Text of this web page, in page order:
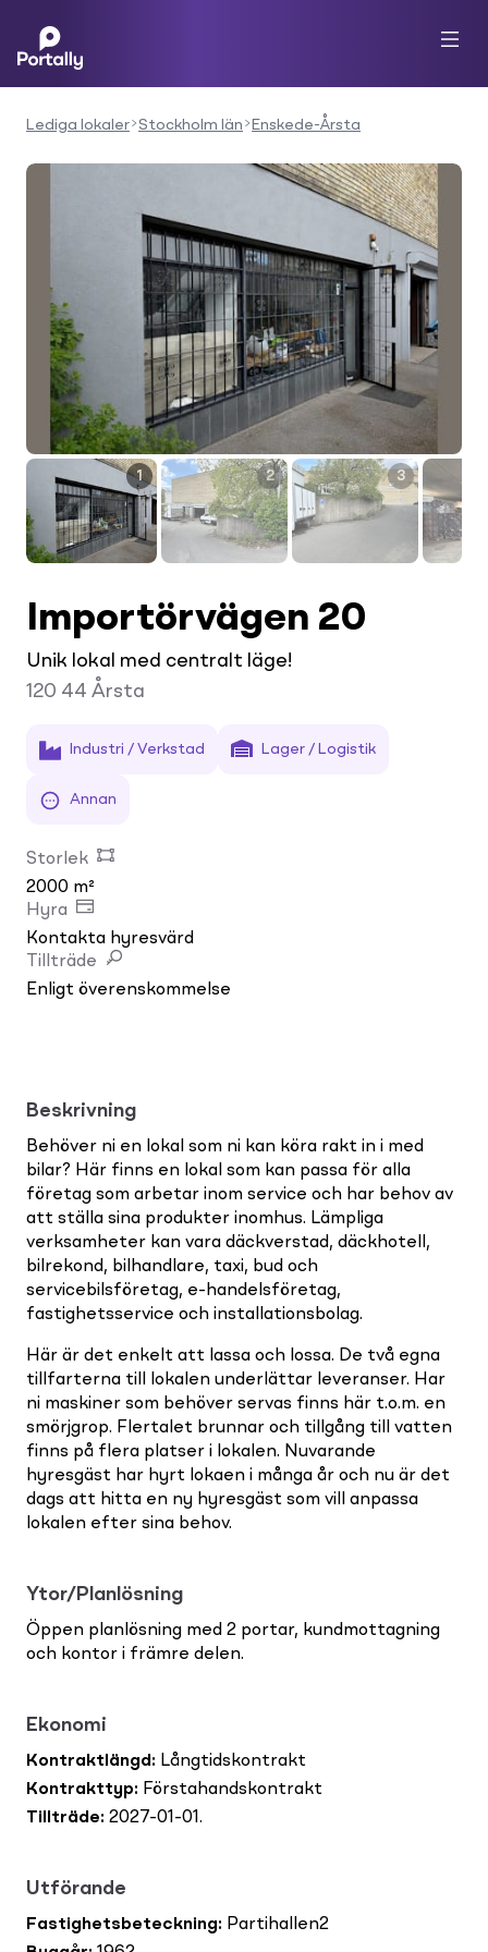
Lediga lokaler Stockholm län Enskede-Årsta
1 2 3
Importörvägen 20
Unik lokal med centralt läge!
120 44 Årsta
Industri / Verkstad Lager / Logistik
Annan
Storlek
2000 m²
Hyra
Kontakta hyresvärd
Tillträde
Enligt överenskommelse
Beskrivning
Behöver ni en lokal som ni kan köra rakt in i med
bilar? Här finns en lokal som kan passa för alla
företag som arbetar inom service och har behov av
att ställa sina produkter inomhus. Lämpliga
verksamheter kan vara däckverstad, däckhotell,
bilrekond, bilhandlare, taxi, bud och
servicebilsföretag, e-handelsföretag,
fastighetsservice och installationsbolag.
Här är det enkelt att lassa och lossa. De två egna
tillfarterna till lokalen underlättar leveranser. Har
ni maskiner som behöver servas finns här t.o.m. en
smörjgrop. Flertalet brunnar och tillgång till vatten
finns på flera platser i lokalen. Nuvarande
hyresgäst har hyrt lokaen i många år och nu är det
dags att hitta en ny hyresgäst som vill anpassa
lokalen efter sina behov.
Ytor/Planlösning
Öppen planlösning med 2 portar, kundmottagning
och kontor i främre delen.
Ekonomi
Kontraktlängd : Långtidskontrakt
Kontrakttyp: Förstahandskontrakt
Tillträde: 2027-01-01.
Utförande
Fastighetsbeteckning: Partihallen2